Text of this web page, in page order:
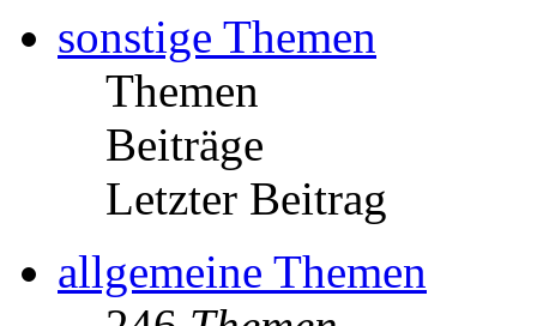
sonstige Themen
Themen
Beiträge
Letzter Beitrag
allgemeine Themen